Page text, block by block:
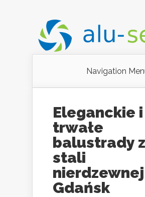
Navigation
Eleganckie i
trwałe
balustrady
stali
Gdańsk